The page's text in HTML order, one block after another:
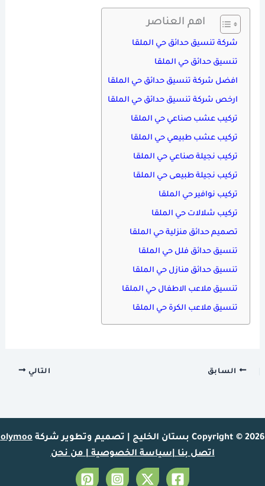
اهم العناصر
شركة تنسيق حدائق حي الملقا
تنسيق حدائق حي الملقا
افضل شركة تنسيق حدائق حي الملقا
ارخص شركة تنسيق حدائق حي الملقا
تركيب عشب صناعي حي الملقا
تركيب عشب طبيعي حي الملقا
تركيب نجيلة صناعي حي الملقا
تركيب نجيلة طبيعى حي الملقا
تركيب نوافير حي الملقا
تركيب شلالات حي الملقا
تصميم حدائق منزلية حي الملقا
تنسيق حدائق فلل حي الملقا
تنسيق حدائق منازل حي الملقا
تنسيق ملاعب الاطفال حي الملقا
تنسيق ملاعب الكرة حي الملقا
السابق التالي
Copyright © 2026 بستان الخليج | تصميم وتطوير شركة
olymoo
اتصل بنا|سياسة الخصوصية|من نحن